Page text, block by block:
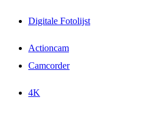
Digitale Fotolijst
Actioncam
Camcorder
4K